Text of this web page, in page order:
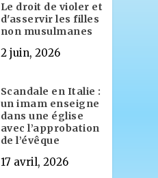
Le droit de violer et
d'asservir les filles
non musulmanes
2 juin, 2026
Scandale en Italie :
un imam enseigne
dans une église
avec l’approbation
de l’évêque
17 avril, 2026